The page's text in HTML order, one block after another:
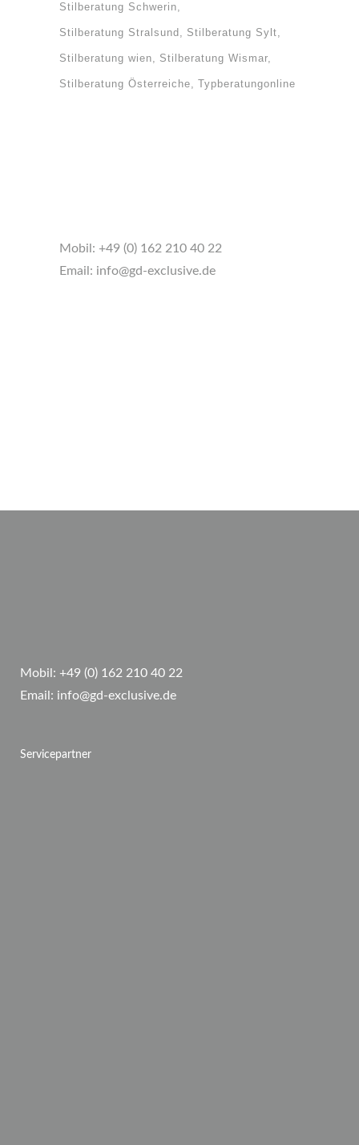
Stilberatung Schwerin
Stilberatung Stralsund Stilberatung Sylt
Stilberatung wien Stilberatung Wismar
Stilberatung Österreiche Typberatungonline
Mobil: +49 (0) 162 210 40 22
Email: info@gd-exclusive.de
Mobil: +49 (0) 162 210 40 22
Email: info@gd-exclusive.de
Servicepartner